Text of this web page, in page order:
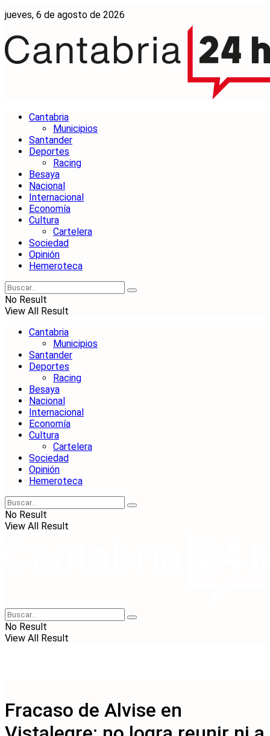
jueves, 6 de agosto de 2026
Cantabria
Municipios
Santander
Deportes
Racing
Besaya
Nacional
Internacional
Economía
Cultura
Cartelera
Sociedad
Opinión
Hemeroteca
No Result
View All Result
Cantabria
Municipios
Santander
Deportes
Racing
Besaya
Nacional
Internacional
Economía
Cultura
Cartelera
Sociedad
Opinión
Hemeroteca
No Result
View All Result
No Result
View All Result
Fracaso de Alvise en